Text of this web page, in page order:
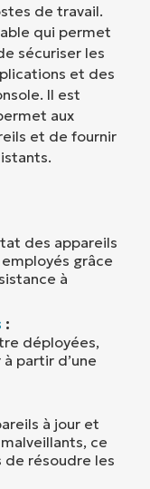
de travail.
qui permet
sécuriser les
et des
Il est
aux
et de fournir
des appareils
grâce
à
:
déployées,
partir d’une
à jour et
ce
de résoudre les